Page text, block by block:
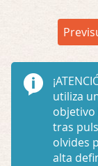
utiliza
tras
olvides
alta